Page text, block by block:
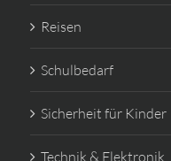
Reisen
Schulbedarf
Sicherheit für Kinder
Technik & Elektronik